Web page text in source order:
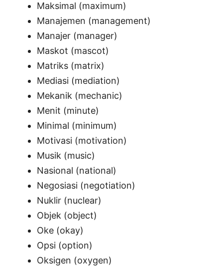
Maksimal (maximum)
Manajemen (management)
Manajer (manager)
Maskot (mascot)
Matriks (matrix)
Mediasi (mediation)
Mekanik (mechanic)
Menit (minute)
Minimal (minimum)
Motivasi (motivation)
Musik (music)
Nasional (national)
Negosiasi (negotiation)
Nuklir (nuclear)
Objek (object)
Oke (okay)
Opsi (option)
Oksigen (oxygen)